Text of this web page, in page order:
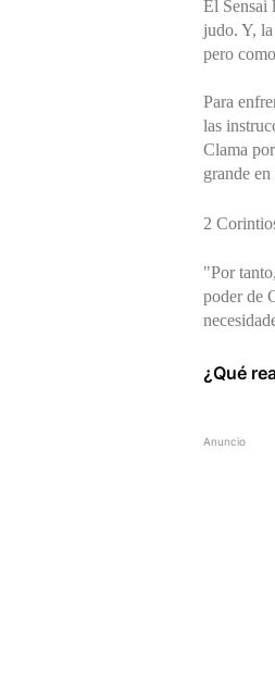
El Sensai
judo. Y,
pero
Para
las
Clama
grande
2
"Por
poder de
¿Qué
Anuncio